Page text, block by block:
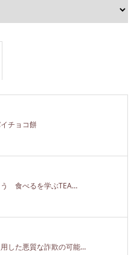
チョコ餅
う 食べるを学ぶTEA…
した悪質な詐欺の可能…